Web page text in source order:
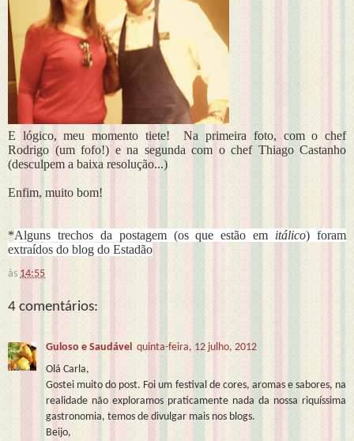
E lógico, meu momento tiete! Na primeira foto, com o chef
Rodrigo (um fofo!) e na segunda com o chef Thiago Castanho
(desculpem a baixa resolução...)
Enfim, muito bom!
*Alguns trechos da postagem (os que estão em itálico) foram
extraídos do blog do Estadão
às 14:55
4 comentários:
Guloso e Saudável quinta-feira, 12 julho, 2012
Olá Carla,
Gostei muito do post. Foi um festival de cores, aromas e sabores, na
realidade não exploramos praticamente nada da nossa riquíssima
gastronomia, temos de divulgar mais nos blogs.
Beijo,